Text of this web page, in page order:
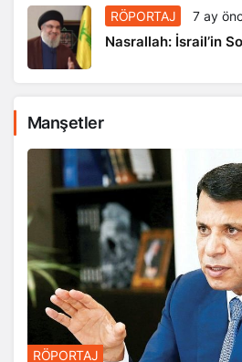
RÖPORTAJ 7 ay
Nasrallah: İsrail’in
Manşetler
RÖPORTAJ